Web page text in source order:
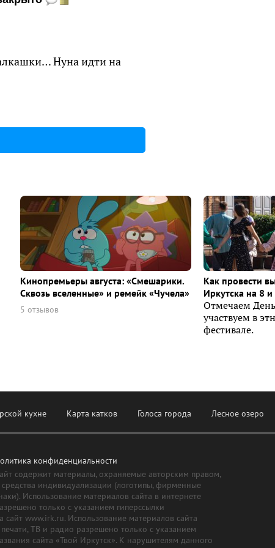
Нуна идти на
Кинопремьеры августа: «Смешарики.
Сквозь вселенные» и ремейк «Чучела»
5 отзывов
Как провести
Иркутска на 8 и
Отмечаем
участвуем в
фестивале.
кухне Карта катков Голоса города Лесное озеро
конфиденциальности
содержит материалы, охраняемые авторским правом,
средства индивидуализации (логотипы, фирменные
Использование материалов сайта в интернете
только с указанием гиперссылки
сайт www.irk.ru. Использование материалов сайта
печати, ТВ и радио разрешено только с указанием
сайта «Твой Иркутск». К нарушителям данного